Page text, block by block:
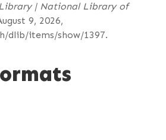
| National Library of
9, 2026,
dlib/items/show/1397.